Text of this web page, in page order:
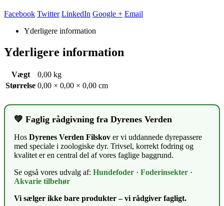
Facebook Twitter LinkedIn Google + Email
Yderligere information
Yderligere information
Vægt
0,00 kg
Størrelse 0,00 × 0,00 × 0,00 cm
💚 Faglig rådgivning fra Dyrenes Verden
Hos Dyrenes Verden Filskov er vi uddannede dyrepassere
med speciale i zoologiske dyr. Trivsel, korrekt fodring og
kvalitet er en central del af vores faglige baggrund.
Se også vores udvalg af: Hundefoder · Foderinsekter ·
Akvarie tilbehør
Vi sælger ikke bare produkter – vi rådgiver fagligt.